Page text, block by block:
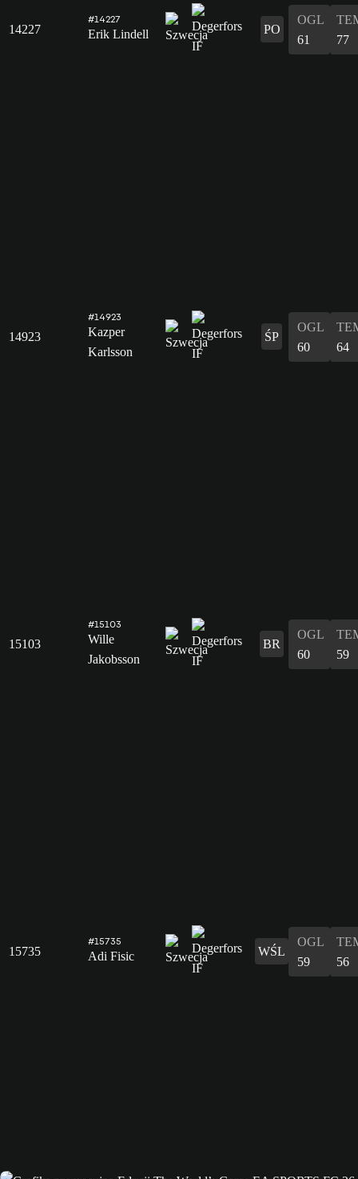
14227
#14227
Erik Lindell PO
OGL
61
77
14923
#14923
Kazper
Karlsson
ŚP
OGL
60
64
15103
#15103
Wille
Jakobsson
BR
OGL
60
59
15735
#15735
Adi Fisic WŚL
OGL
59
56